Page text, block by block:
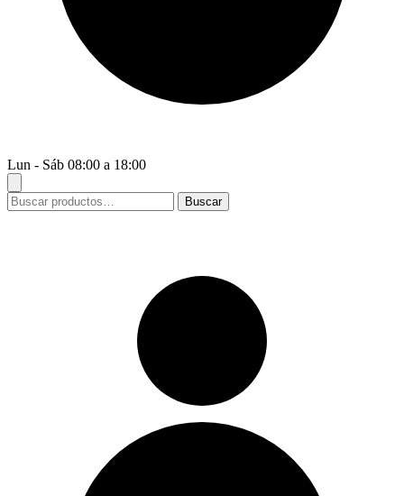
Lun - Sáb 08:00 a 18:00
Buscar
por:
Buscar